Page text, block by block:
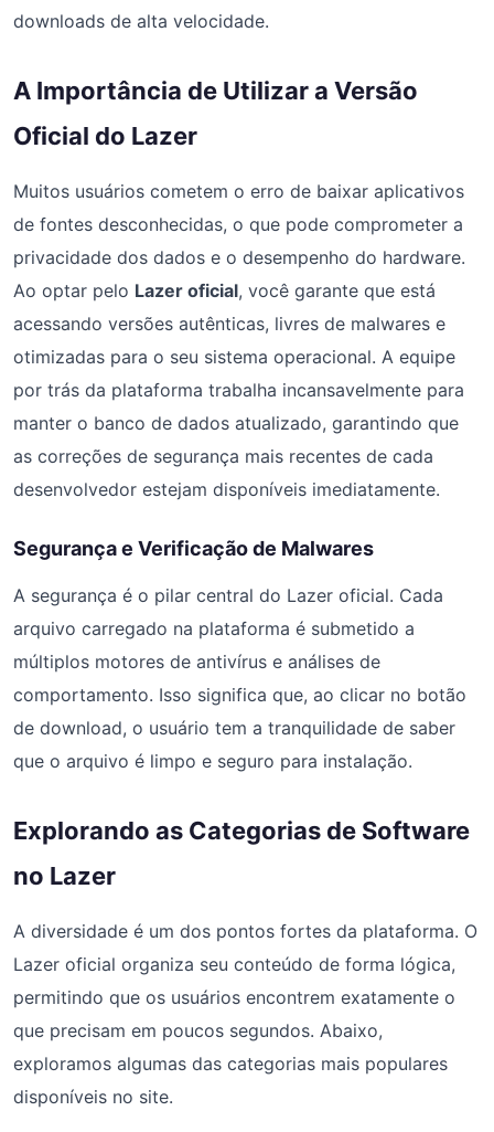
downloads de alta velocidade.
A Importância de Utilizar a Versão
Oficial do Lazer
Muitos usuários cometem o erro de baixar aplicativos
de fontes desconhecidas, o que pode comprometer a
privacidade dos dados e o desempenho do hardware.
Ao optar pelo Lazer oficial, você garante que está
acessando versões autênticas, livres de malwares e
otimizadas para o seu sistema operacional. A equipe
por trás da plataforma trabalha incansavelmente para
manter o banco de dados atualizado, garantindo que
as correções de segurança mais recentes de cada
desenvolvedor estejam disponíveis imediatamente.
Segurança e Verificação de Malwares
A segurança é o pilar central do Lazer oficial. Cada
arquivo carregado na plataforma é submetido a
múltiplos motores de antivírus e análises de
comportamento. Isso significa que, ao clicar no botão
de download, o usuário tem a tranquilidade de saber
que o arquivo é limpo e seguro para instalação.
Explorando as Categorias de Software
no Lazer
A diversidade é um dos pontos fortes da plataforma. O
Lazer oficial organiza seu conteúdo de forma lógica,
permitindo que os usuários encontrem exatamente o
que precisam em poucos segundos. Abaixo,
exploramos algumas das categorias mais populares
disponíveis no site.